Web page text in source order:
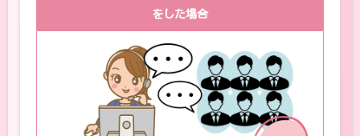
をした場合